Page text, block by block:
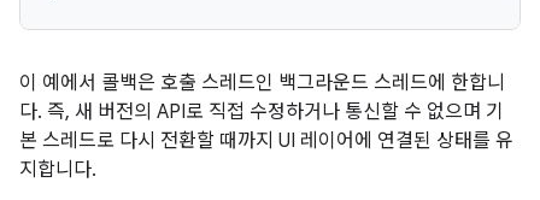
이 예에서 콜백은 호출 스레드인 백그라운드 스레드에 한합니
다. 즉, 새 버전의 API로 직접 수정하거나 통신할 수 없으며 기
본 스레드로 다시 전환할 때까지 UI 레이어에 연결된 상태를 유
지합니다.